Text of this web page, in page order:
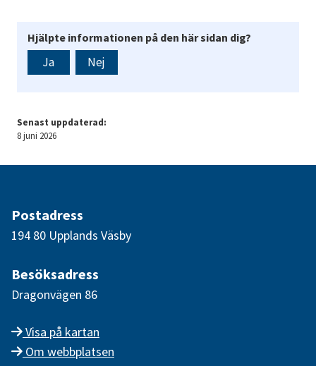
Hjälpte informationen på den här sidan dig?
Ja Nej
Senast uppdaterad:
8 juni 2026
Postadress
194 80 Upplands Väsby
Besöksadress
Dragonvägen 86
Visa på kartan
Om webbplatsen